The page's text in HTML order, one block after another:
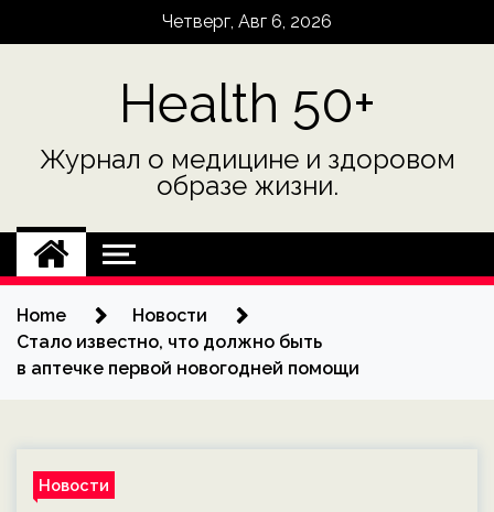
Четверг, Авг 6, 2026
Health 50+
Журнал о медицине и здоровом
образе жизни.
Home
Новости
Стало известно, что должно быть
в аптечке первой новогодней помощи
Новости